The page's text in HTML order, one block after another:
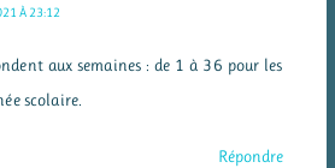
À 23:12
aux semaines : de 1 à 36 pour les
scolaire.
Répondre